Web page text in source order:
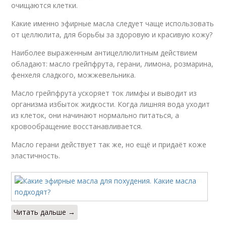
очищаются клетки.
Какие именно эфирные масла следует чаще использовать
от целлюлита, для борьбы за здоровую и красивую кожу?
Наиболее выраженным антицеллюлитным действием
обладают: масло грейпфрута, герани, лимона, розмарина,
фенхеля сладкого, можжевельника.
Масло грейпфрута ускоряет ток лимфы и выводит из
организма избыток жидкости. Когда лишняя вода уходит
из клеток, они начинают нормально питаться, а
кровообращение восстанавливается.
Масло герани действует так же, но ещё и придаёт коже
эластичность.
Читать дальше →